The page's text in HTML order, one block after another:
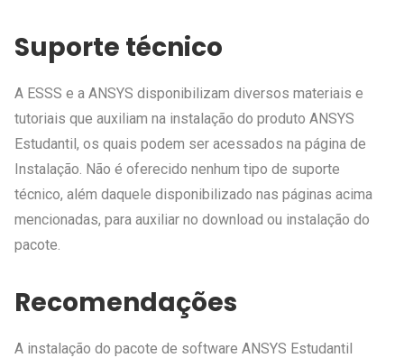
Suporte técnico
A ESSS e a ANSYS disponibilizam diversos materiais e
tutoriais que auxiliam na instalação do produto ANSYS
Estudantil, os quais podem ser acessados na página de
Instalação. Não é oferecido nenhum tipo de suporte
técnico, além daquele disponibilizado nas páginas acima
mencionadas, para auxiliar no download ou instalação do
pacote.
Recomendações
A instalação do pacote de software ANSYS Estudantil